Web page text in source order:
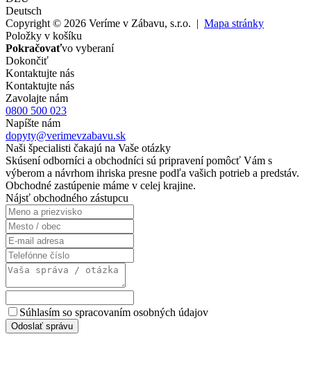
Deutsch
Copyright © 2026 Veríme v Zábavu, s.r.o. | Mapa stránky
Položky v košíku
Pokračovaťvo vyberaní
Dokončiť
Kontaktujte nás
Kontaktujte nás
Zavolajte nám
0800 500 023
Napíšte nám
dopyty@verimevzabavu.sk
Naši špecialisti čakajú na Vaše otázky
Skúsení odborníci a obchodníci sú pripravení pomôcť Vám s
výberom a návrhom ihriska presne podľa vašich potrieb a predstáv.
Obchodné zastúpenie máme v celej krajine.
Nájsť obchodného zástupcu
Súhlasím so spracovaním osobných údajov
Odoslať správu